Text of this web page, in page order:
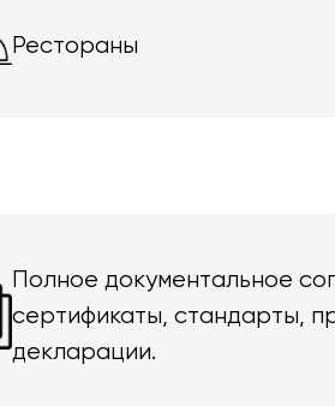
Рестораны
Полное документальное
сертификаты, стандарты,
декларации.